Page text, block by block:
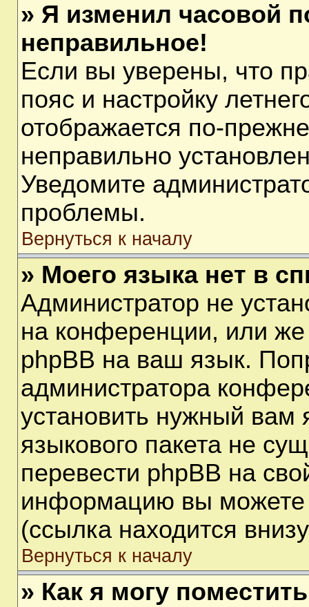
» Я изменил часовой
неправильное!
Если вы уверены, что
пояс и настройку
отображается по-
неправильно
Уведомите
проблемы.
Вернуться к началу
» Моего языка нет в
Администратор не
на конференции, или же
phpBB на ваш язык.
администратора
установить нужный вам
языкового пакета не
перевести phpBB на
информацию вы можете
(ссылка находится
Вернуться к началу
» Как я могу